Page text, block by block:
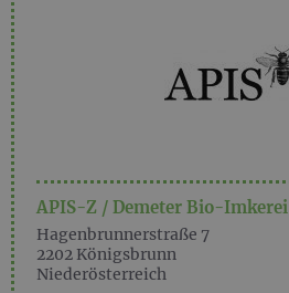
APIS-Z / Demeter Bio-Imkerei
Hagenbrunnerstraße 7
2202 Königsbrunn
Niederösterreich